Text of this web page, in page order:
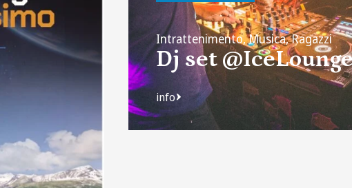
Intrattenimento, Musica, Ragazzi
Dj set
info